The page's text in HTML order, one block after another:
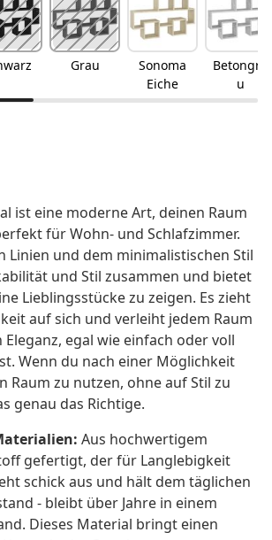
Grau
Sonoma
Eiche
Betongra
u
ist eine moderne Art, deinen Raum
für Wohn- und Schlafzimmer.
Linien und dem minimalistischen Stil
und Stil zusammen und bietet
Lieblingsstücke zu zeigen. Es zieht
auf sich und verleiht jedem Raum
Eleganz, egal wie einfach oder voll
Wenn du nach einer Möglichkeit
Raum zu nutzen, ohne auf Stil zu
genau das Richtige.
Aus hochwertigem
gefertigt, der für Langlebigkeit
schick aus und hält dem täglichen
- bleibt über Jahre in einem
Dieses Material bringt einen